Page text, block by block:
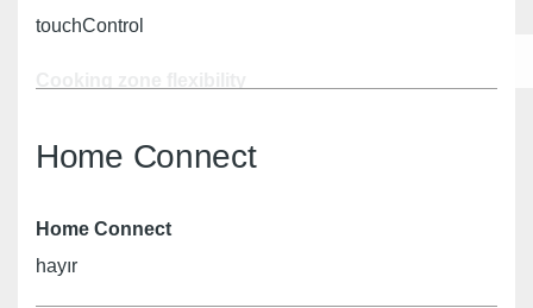
touchControl
Zone light
CookingSensor
Home Connect
Home Connect
hayır